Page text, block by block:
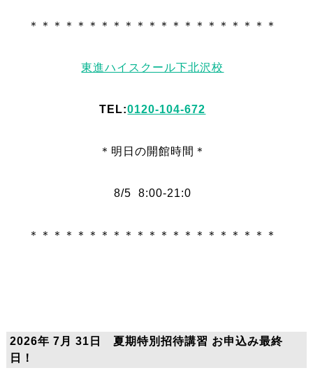
＊＊＊＊＊＊＊＊＊＊＊＊＊＊＊＊＊＊＊＊＊
東進ハイスクール下北沢校
TEL:0120-104-672
＊明日 の開館時間＊
8/5 8:00-21:0
＊＊＊＊＊＊＊＊＊＊＊＊＊＊＊＊＊＊＊＊＊
2026年 7月 31日 夏期特別招待講習 お申込み最終
日！